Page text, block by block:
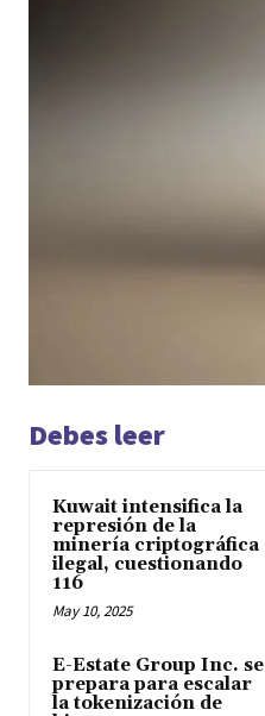
Debes leer
Kuwait intensifica la
represión de la
minería criptográfica
ilegal, cuestionando
116
May 10, 2025
E-Estate Group Inc. se
prepara para escalar
la tokenización de